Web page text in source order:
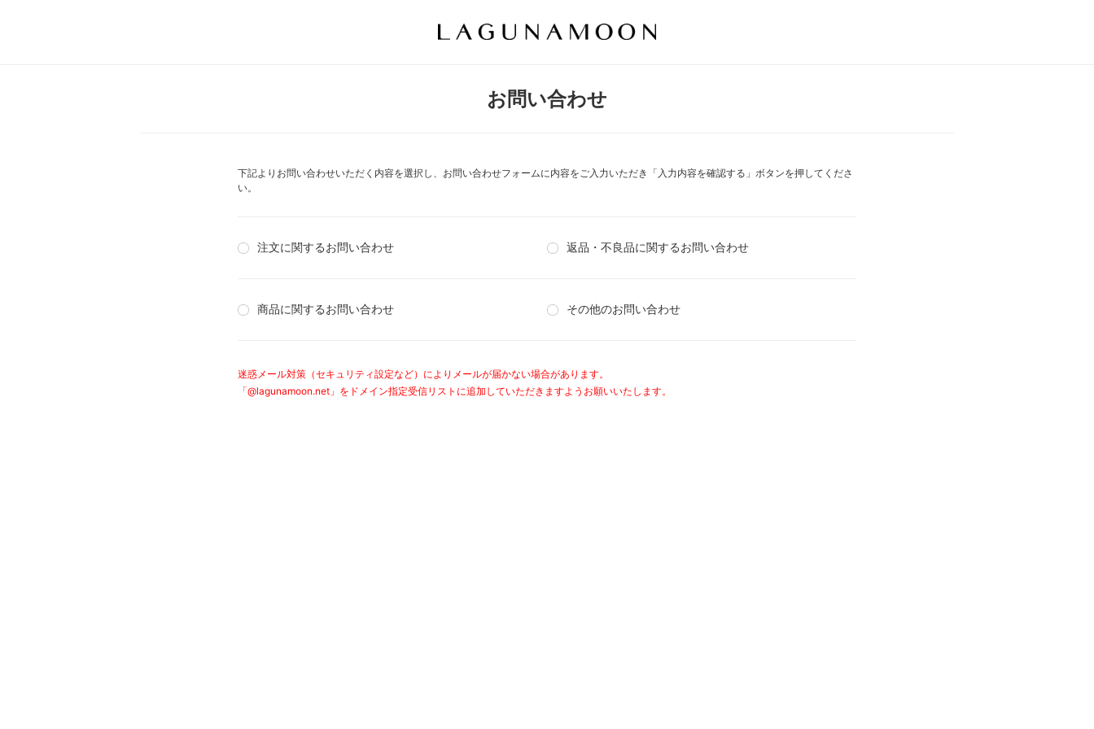
お問い合わせ
下記よりお問い合わせいただく内容を選択し、お問い合わせフォームに内容をご入力いただき「入力内容を確認する」ボタンを押してくださ
い。
注文に関するお問い合わせ 返品・不良品に関するお問い合わせ
商品に関するお問い合わせ その他のお問い合わせ
迷惑メール対策（セキュリティ設定など）によりメールが届かない場合があります。
「@lagunamoon.net」をドメイン指定受信リストに追加していただきますようお願いいたします。